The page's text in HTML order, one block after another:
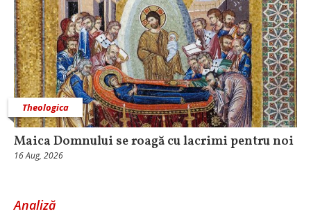
Theologica
Maica Domnului se roagă cu lacrimi pentru noi
16 Aug, 2026
Analiză